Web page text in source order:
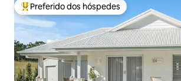
Entre os melhores preferidos dos hóspedes
Preferido dos hóspedes